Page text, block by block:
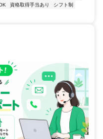
資格取得手当あり
シフト制